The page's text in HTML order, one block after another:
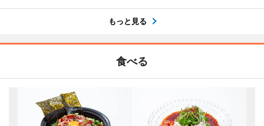
もっと見る
食べる